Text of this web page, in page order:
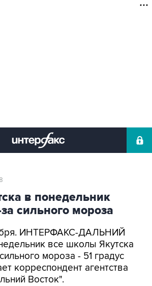
в понедельник
сильного мороза
ИНТЕРФАКС-ДАЛЬНИЙ
все школы Якутска
мороза - 51 градус
корреспондент агентства
Восток".